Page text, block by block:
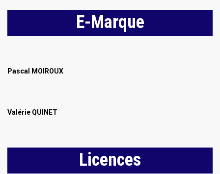
E-Marque
Pascal MOIROUX
Valérie QUINET
Licences